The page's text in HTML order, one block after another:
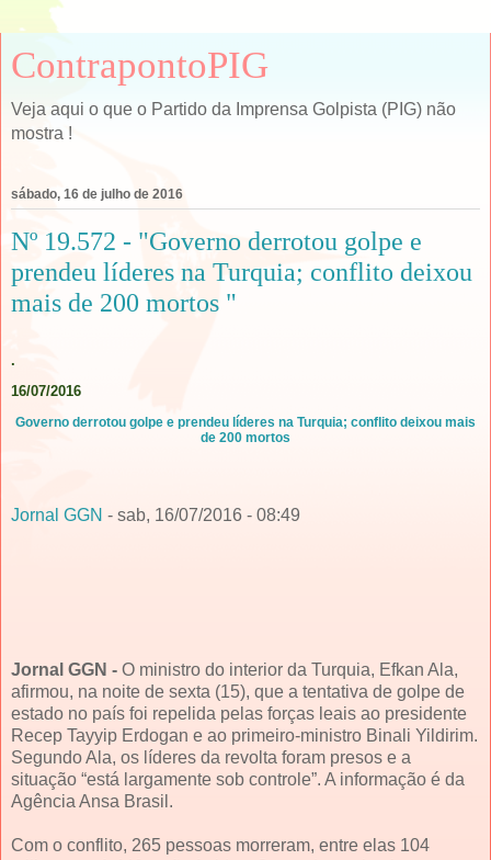
ContrapontoPIG
Veja aqui o que o Partido da Imprensa Golpista (PIG) não
mostra !
sábado, 16 de julho de 2016
Nº 19.572 - "Governo derrotou golpe e
prendeu líderes na Turquia; conflito deixou
mais de 200 mortos "
.
16/07/2016
Governo derrotou golpe e prendeu líderes na Turquia; conflito deixou mais
de 200 mortos
Jornal GGN - sab, 16/07/2016 - 08:49
Jornal GGN - O ministro do interior da Turquia, Efkan Ala,
afirmou, na noite de sexta (15), que a tentativa de golpe de
estado no país foi repelida pelas forças leais ao presidente
Recep Tayyip Erdogan e ao primeiro-ministro Binali Yildirim.
Segundo Ala, os líderes da revolta foram presos e a
situação “está largamente sob controle”. A informação é da
Agência Ansa Brasil.
Com o conflito, 265 pessoas morreram, entre elas 104